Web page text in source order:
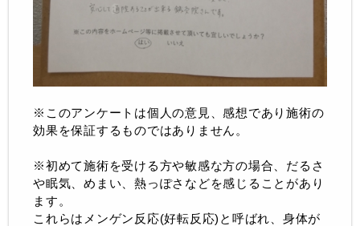
※このアンケートは個人の意見、感想であり施術の
効果を保証するものではありません。
※初めて施術を受ける方や敏感な方の場合、だるさ
や眠気、めまい、熱っぽさなどを感じることがあり
ます。
これらはメンゲン反応(好転反応)と呼ばれ、身体が